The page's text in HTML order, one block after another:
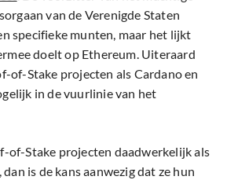
van de Verenigde Staten
specifieke munten, maar het lijkt
doelt op Ethereum. Uiteraard
of-Stake projecten als Cardano en
in de vuurlinie van het
of-Stake projecten daadwerkelijk als
is de kans aanwezig dat ze hun